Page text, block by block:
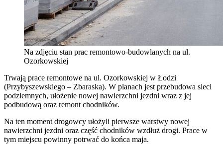
Na zdjęciu stan prac remontowo-budowlanych na ul.
Ozorkowskiej
Trwają prace remontowe na ul. Ozorkowskiej w Łodzi
(Przybyszewskiego – Zbaraska). W planach jest przebudowa sieci
podziemnych, ułożenie nowej nawierzchni jezdni wraz z jej
podbudową oraz remont chodników.
Na ten moment drogowcy ułożyli pierwsze warstwy nowej
nawierzchni jezdni oraz część chodników wzdłuż drogi. Prace w
tym miejscu powinny potrwać do końca maja.